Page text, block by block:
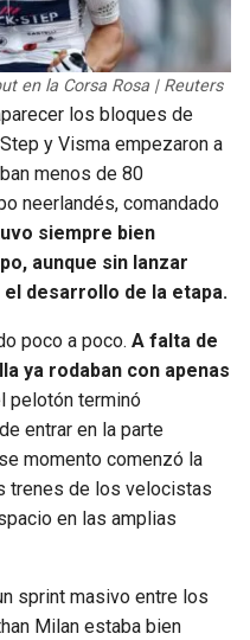
en la Corsa Rosa | Reuters
los bloques de
y Visma empezaron a
menos de 80
neerlandés, comandado
siempre bien
aunque sin lanzar
desarrollo de la etapa.
poco a poco. A falta de
ya rodaban con apenas
pelotón terminó
entrar en la parte
momento comenzó la
trenes de los velocistas
en las amplias
sprint masivo entre los
Milan estaba bien